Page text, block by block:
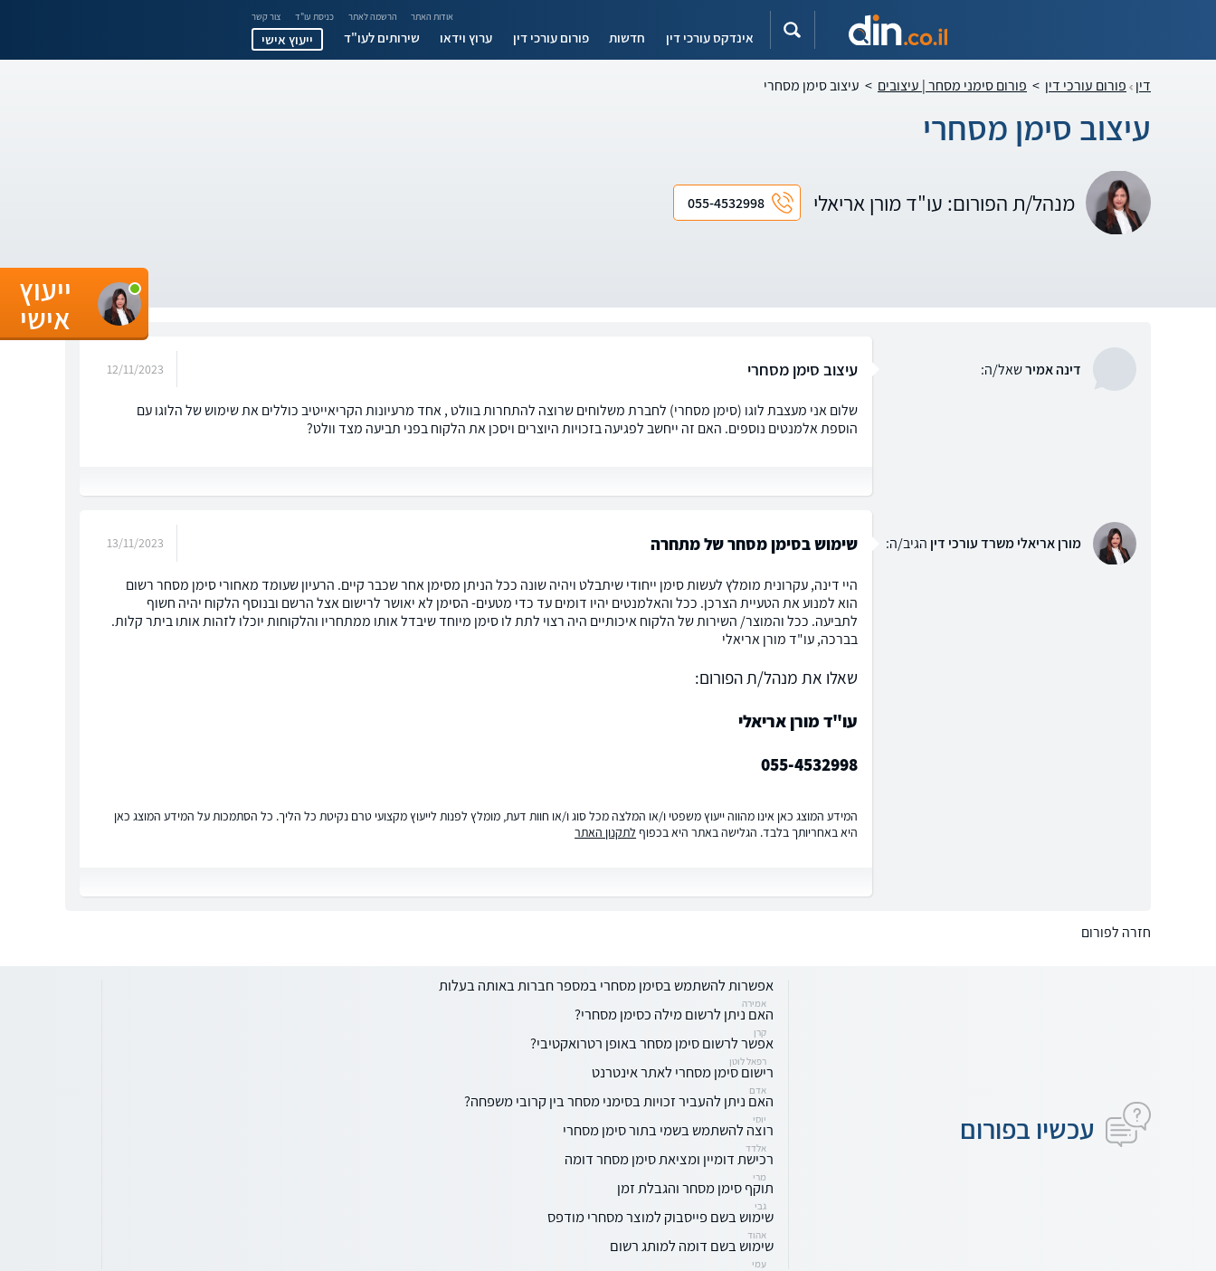
אודות האתר הרשמה לאתר כניסת עו"ד צור קשר
אינדקס עורכי דין חדשות פורום עורכי דין ערוץ וידאו שירותים לעו"ד ייעוץ אישי
דין פורום עורכי דין > פורום סימני מסחר | עיצובים > עיצוב סימן מסחרי
עיצוב סימן מסחרי
מנהל/ת הפורום: עו"ד מורן אריאלי 055-4532998
דינה אמירשאל/ה: עיצוב סימן מסחרי 12/11/2023
שלום אני מעצבת לוגו (סימן מסחרי) לחברת משלוחים שרוצה להתחרות בוולט , אחד מרעיונות הקריאייטיב כוללים את שימוש של הלוגו עם
הוספת אלמנטים נוספים. האם זה ייחשב לפגיעה בזכויות היוצרים ויסכן את הלקוח בפני תביעה מצד וולט?
מורן אריאלי משרד עורכי דין הגיב/ה: שימוש בסימן מסחר של מתחרה 13/11/2023
היי דינה, עקרונית מומלץ לעשות סימן ייחודי שיתבלט ויהיה שונה ככל הניתן מסימן אחר שכבר קיים. הרעיון שעומד מאחורי סימן מסחר רשום
הוא למנוע את הטעיית הצרכן. ככל והאלמנטים יהיו דומים עד כדי מטעים- הסימן לא יאושר לרישום אצל הרשם ובנוסף הלקוח יהיה חשוף
לתביעה. ככל והמוצר/ השירות של הלקוח איכותיים היה רצוי לתת לו סימן מיוחד שיבדל אותו ממתחריו והלקוחות יוכלו לזהות אותו ביתר קלות.
בברכה, עו"ד מורן אריאלי
שאלו את מנהל/ת הפורום:
עו"ד מורן אריאלי
055-4532998
המידע המוצג כאן אינו מהווה ייעוץ משפטי ו/או המלצה מכל סוג ו/או חוות דעת, מומלץ לפנות לייעוץ מקצועי טרם נקיטת כל הליך. כל הסתמכות על המידע המוצג כאן
היא באחריותך בלבד. הגלישה באתר היא בכפוף לתקנון האתר
חזרה לפורום
עכשיו בפורום
אפשרות להשתמש בסימן מסחרי במספר חברות באותה בעלות
אמירה
האם ניתן לרשום מילה כסימן מסחרי?
קרן
אפשר לרשום סימן מסחר באופן רטרואקטיבי?
רפאל לוטן
רישום סימן מסחרי לאתר אינטרנט
אדם
האם ניתן להעביר זכויות בסימני מסחר בין קרובי משפחה?
יוסי
רוצה להשתמש בשמי בתור סימן מסחרי
אלדד
רכישת דומיין ומציאת סימן מסחר דומה
מרי
תוקף סימן מסחר והגבלת זמן
גבי
שימוש בשם פייסבוק למוצר מסחרי מודפס
אהוד
שימוש בשם דומה למותג רשום
עמי
ייעוץ
אישי